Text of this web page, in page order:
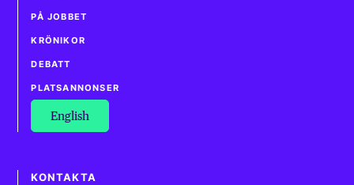
PÅ JOBBET
KRÖNIKOR
DEBATT
PLATSANNONSER
English
KONTAKTA